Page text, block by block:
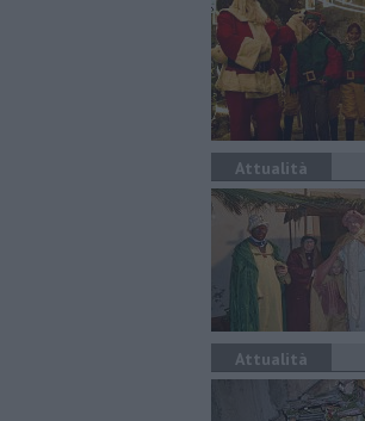
Attualità
Attualità